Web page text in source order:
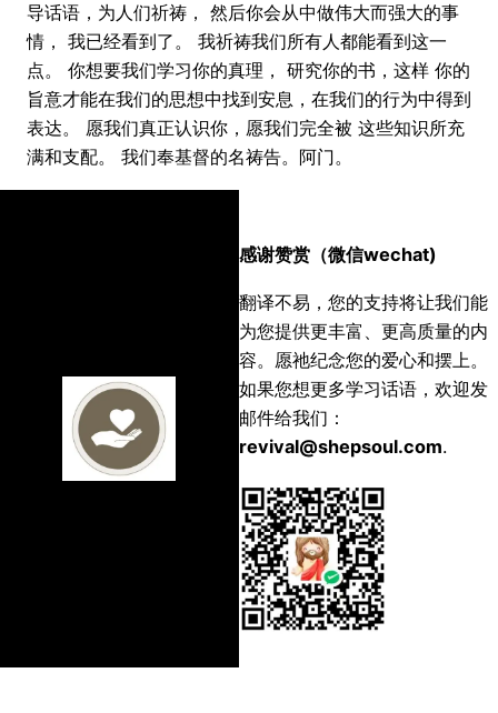
导话语，为人们祈祷， 然后你会从中做伟大而强大的事
情， 我已经看到了。 我祈祷我们所有人都能看到这一
点。 你想要我们学习你的真理， 研究你的书，这样 你的
旨意才能在我们的思想中找到安息，在我们的行为中得到
表达。 愿我们真正认识你，愿我们完全被 这些知识所充
满和支配。 我们奉基督的名祷告。阿门。
感谢赞赏（微信wechat)
翻译不易，您的支持将让我们能
为您提供更丰富、更高质量的内
容。愿祂纪念您的爱心和摆上。
如果您想更多学习话语，欢迎发
邮件给我们：
revival@shepsoul.com.